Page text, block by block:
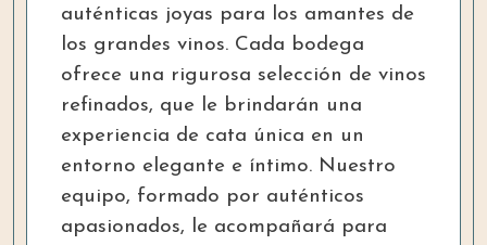
auténticas joyas para los amantes de
los grandes vinos. Cada bodega
ofrece una rigurosa selección de vinos
refinados, que le brindarán una
experiencia de cata única en un
entorno elegante e íntimo. Nuestro
equipo, formado por auténticos
apasionados, le acompañará para